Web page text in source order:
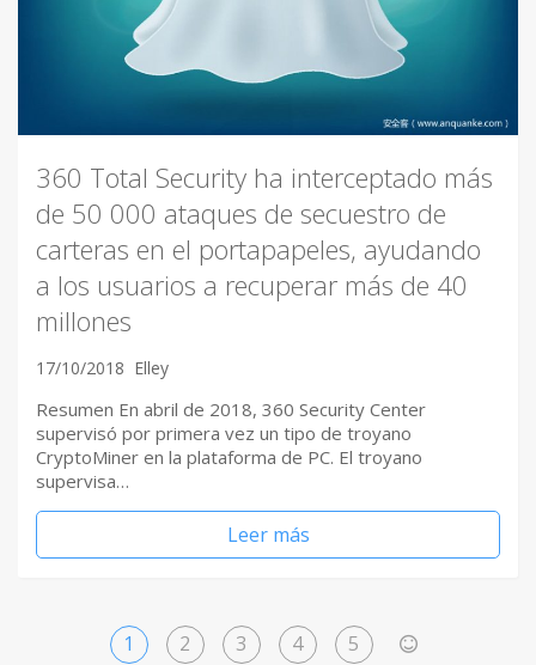
360 Total Security ha interceptado más
de 50 000 ataques de secuestro de
carteras en el portapapeles, ayudando
a los usuarios a recuperar más de 40
millones
17/10/2018 Elley
Resumen En abril de 2018, 360 ​Security Center
supervisó por primera vez un tipo de troyano
CryptoMiner en la plataforma de PC. El troyano
supervisa…
Leer más
1 2 3 4 5